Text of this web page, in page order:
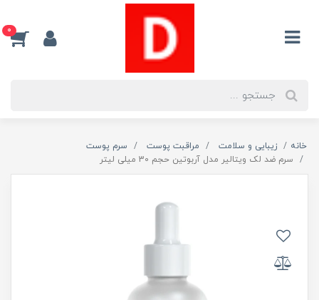
0
خانه زیبایی و سلامت مراقبت پوست
سرم پوست
سرم ضد لک ویتالیر مدل آربوتین حجم 30 میلی لیتر